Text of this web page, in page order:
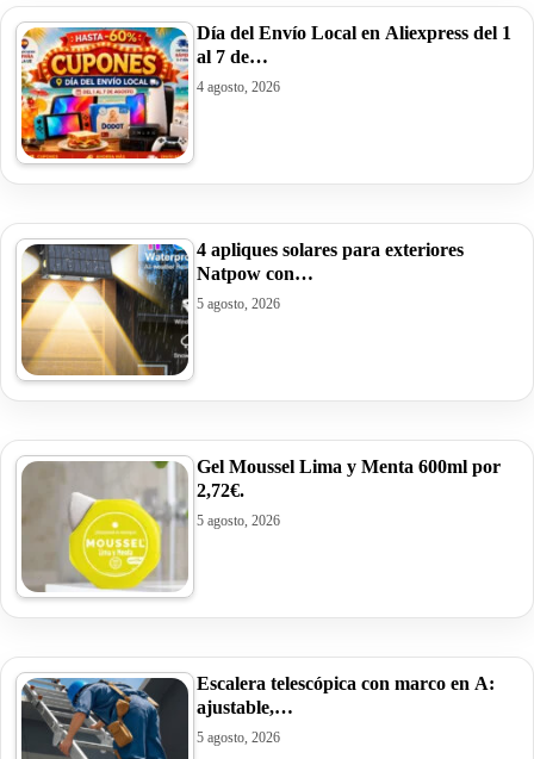
Día del Envío Local en Aliexpress del 1
al 7 de…
4 agosto, 2026
4 apliques solares para exteriores
Natpow con…
5 agosto, 2026
Gel Moussel Lima y Menta 600ml por
2,72€.
5 agosto, 2026
Escalera telescópica con marco en A:
ajustable,…
5 agosto, 2026